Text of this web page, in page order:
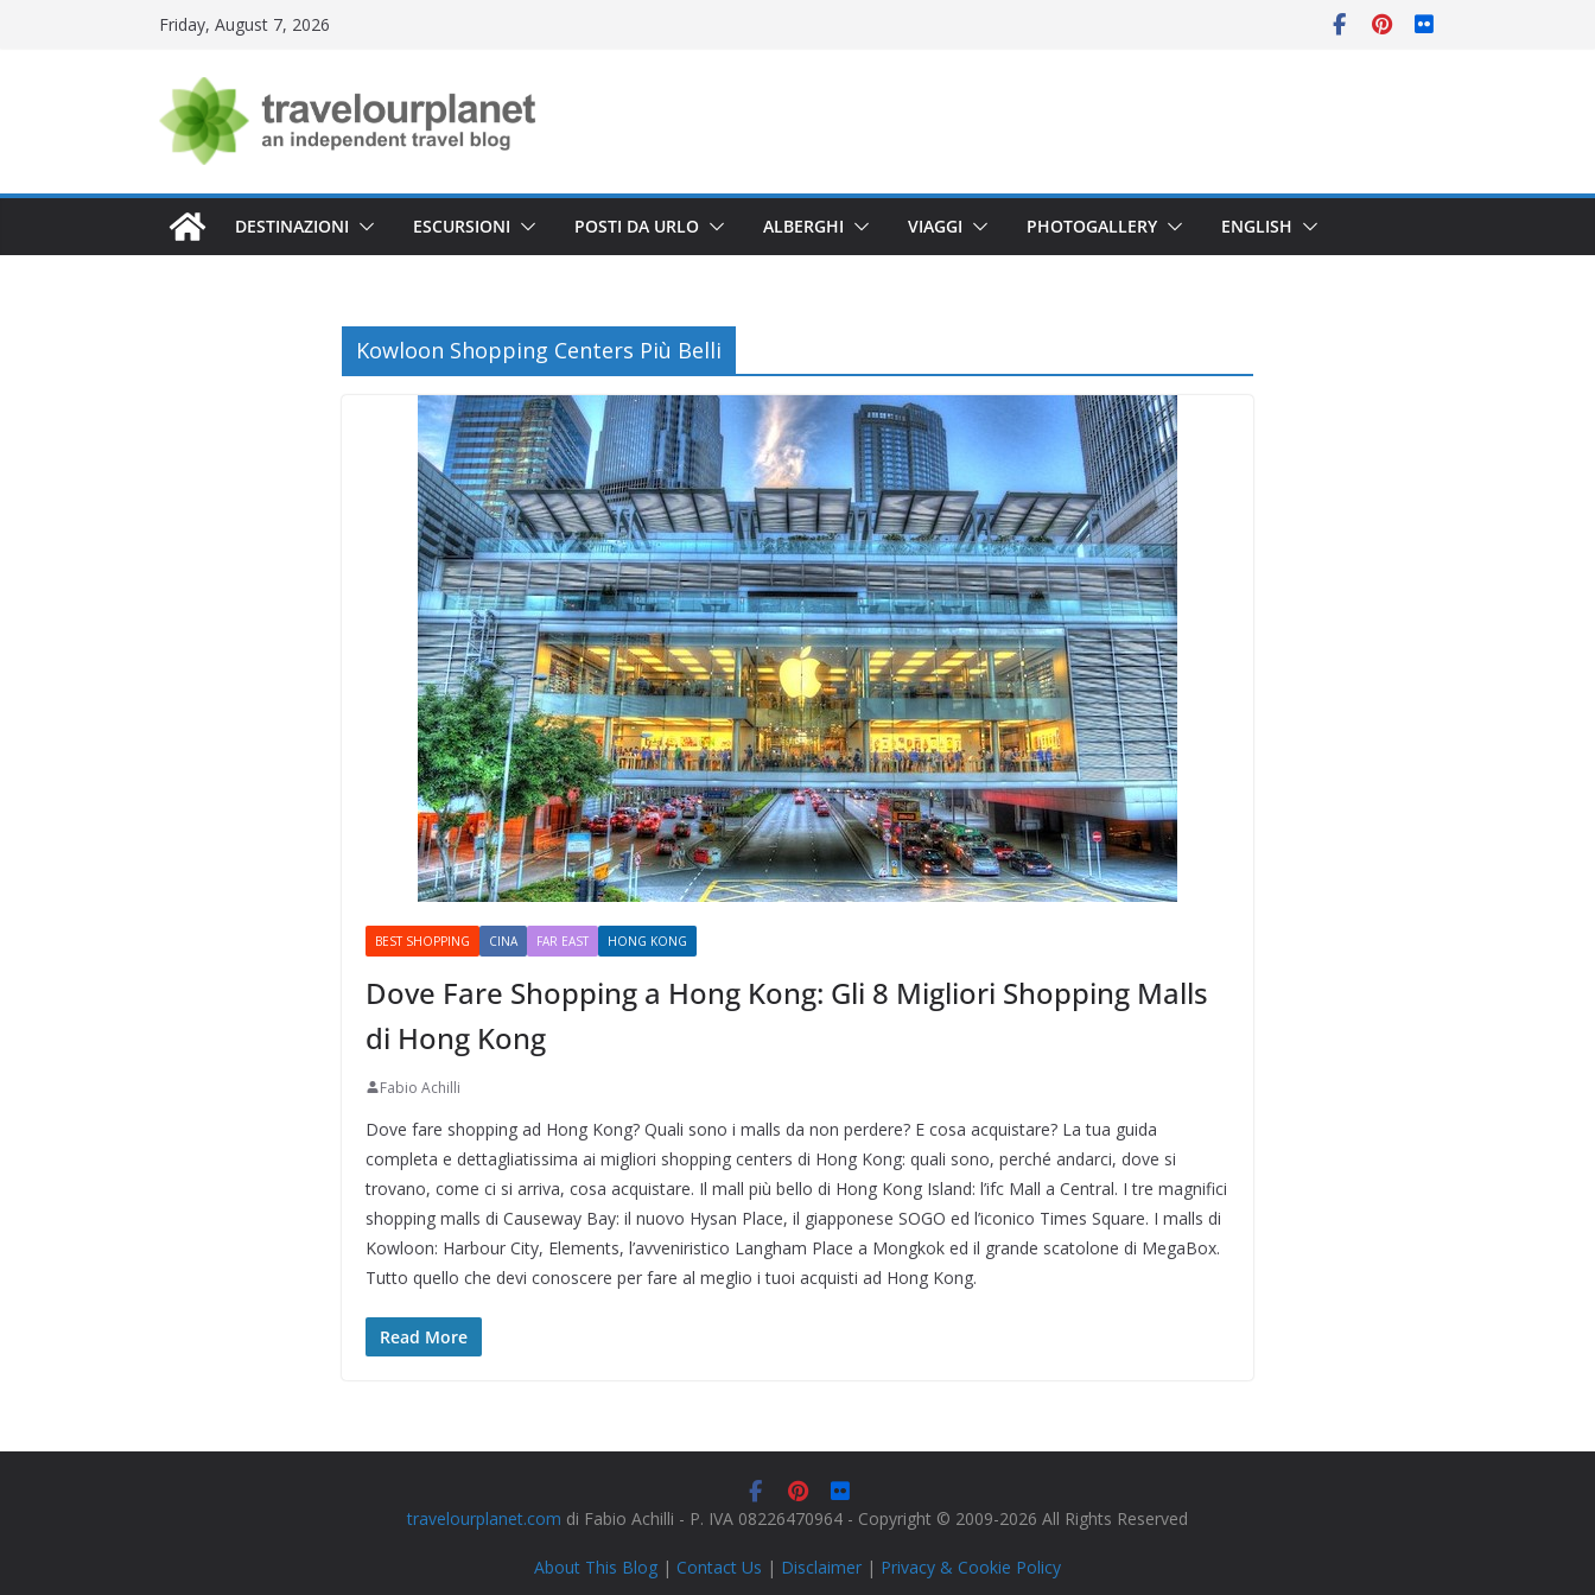
Friday, August 7, 2026
DESTINAZIONI ESCURSIONI POSTI DA URLO ALBERGHI VIAGGI PHOTOGALLERY ENGLISH
Kowloon Shopping Centers Più Belli
BEST SHOPPING CINA FAR EAST HONG KONG
Dove Fare Shopping a Hong Kong: Gli 8 Migliori Shopping Malls
di Hong Kong
Fabio Achilli
Dove fare shopping ad Hong Kong? Quali sono i malls da non perdere? E cosa acquistare? La tua guida
completa e dettagliatissima ai migliori shopping centers di Hong Kong: quali sono, perché andarci, dove si
trovano, come ci si arriva, cosa acquistare. Il mall più bello di Hong Kong Island: l’ifc Mall a Central. I tre magnifici
shopping malls di Causeway Bay: il nuovo Hysan Place, il giapponese SOGO ed l’iconico Times Square. I malls di
Kowloon: Harbour City, Elements, l’avveniristico Langham Place a Mongkok ed il grande scatolone di MegaBox.
Tutto quello che devi conoscere per fare al meglio i tuoi acquisti ad Hong Kong.
Read More
travelourplanet.com di Fabio Achilli - P. IVA 08226470964 - Copyright © 2009-2026 All Rights Reserved
About This Blog | Contact Us | Disclaimer | Privacy & Cookie Policy